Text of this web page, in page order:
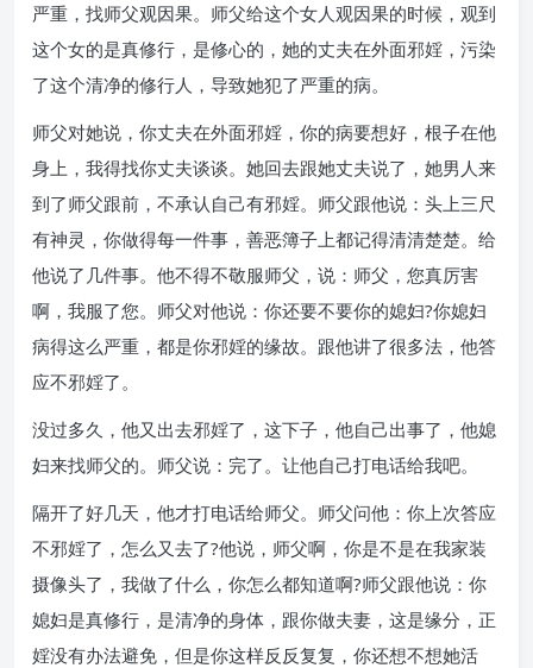
严重，找师父观因果。师父给这个女人观因果的时候，观到
这个女的是真修行，是修心的，她的丈夫在外面邪婬，污染
了这个清净的修行人，导致她犯了严重的病。
师父对她说，你丈夫在外面邪婬，你的病要想好，根子在他
身上，我得找你丈夫谈谈。她回去跟她丈夫说了，她男人来
到了师父跟前，不承认自己有邪婬。师父跟他说：头上三尺
有神灵，你做得每一件事，善恶簿子上都记得清清楚楚。给
他说了几件事。他不得不敬服师父，说：师父，您真厉害
啊，我服了您。师父对他说：你还要不要你的媳妇?你媳妇
病得这么严重，都是你邪婬的缘故。跟他讲了很多法，他答
应不邪婬了。
没过多久，他又出去邪婬了，这下子，他自己出事了，他媳
妇来找师父的。师父说：完了。让他自己打电话给我吧。
隔开了好几天，他才打电话给师父。师父问他：你上次答应
不邪婬了，怎么又去了?他说，师父啊，你是不是在我家装
摄像头了，我做了什么，你怎么都知道啊?师父跟他说：你
媳妇是真修行，是清净的身体，跟你做夫妻，这是缘分，正
婬没有办法避免，但是你这样反反复复，你还想不想她活